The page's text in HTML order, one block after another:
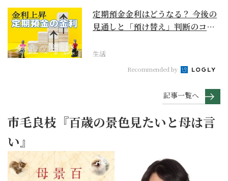
定期預金金利はどうなる？ 今後の
見通しと「預け替え」判断のコツ
生活
Recommended by
記事一覧へ
市毛良枝『百歳の景色見たいと母は言
い』